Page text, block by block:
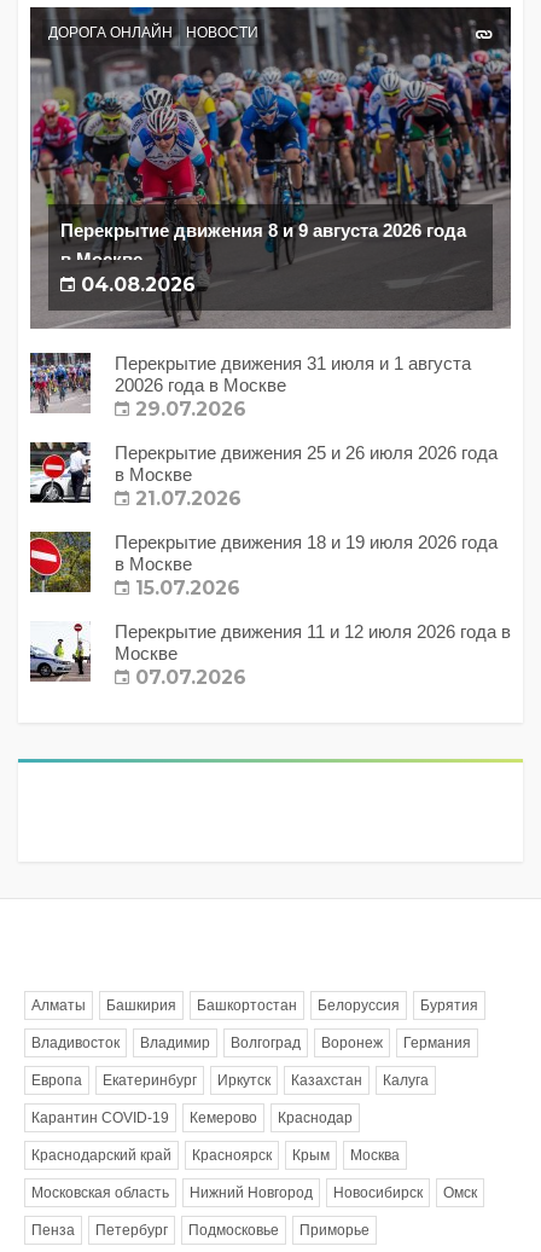
ДОРОГА ОНЛАЙН НОВОСТИ
Перекрытие движения 8 и 9 августа 2026 года
в Москве
04.08.2026
Перекрытие движения 31 июля и 1 августа
20026 года в Москве
29.07.2026
Перекрытие движения 25 и 26 июля 2026 года
в Москве
21.07.2026
Перекрытие движения 18 и 19 июля 2026 года
в Москве
15.07.2026
Перекрытие движения 11 и 12 июля 2026 года в
Москве
07.07.2026
Алматы Башкирия Башкортостан Белоруссия Бурятия
Владивосток Владимир Волгоград Воронеж Германия
Европа Екатеринбург Иркутск Казахстан Калуга
Карантин COVID-19 Кемерово Краснодар
Краснодарский край Красноярск Крым Москва
Московская область Нижний Новгород Новосибирск Омск
Пенза Петербург Подмосковье Приморье